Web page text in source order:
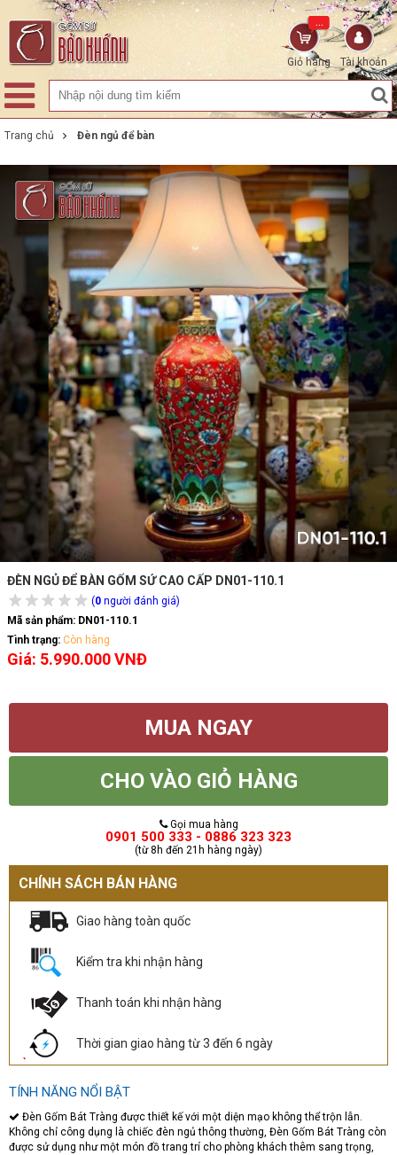
Tài khoản
Giỏ hàng
...
Trang chủ Đèn ngủ để bàn
ĐÈN NGỦ ĐỂ BÀN GỐM SỨ CAO CẤP DN01-110.1
(0 người đánh giá)
Mã sản phẩm: DN01-110.1
Tình trạng: Còn hàng
Giá: 5.990.000 VNĐ
MUA NGAY
CHO VÀO GIỎ HÀNG
Gọi mua hàng
0901 500 333 - 0886 323 323
(từ 8h đến 21h hàng ngày)
CHÍNH SÁCH BÁN HÀNG
Giao hàng toàn quốc
Kiểm tra khi nhận hàng
Thanh toán khi nhận hàng
Thời gian giao hàng từ 3 đến 6 ngày
TÍNH NĂNG NỔI BẬT
Đèn Gốm Bát Tràng được thiết kế với một diện mạo không thể trộn lẫn.
Không chỉ công dụng là chiếc đèn ngủ thông thường, Đèn Gốm Bát Tràng còn
được sử dụng như một món đồ trang trí cho phòng khách thêm sang trọng,